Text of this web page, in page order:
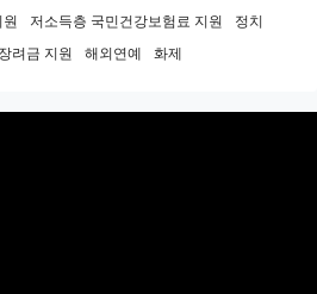
저소득층 국민건강보험료 지원
정치
려금 지원 해외연예 화제